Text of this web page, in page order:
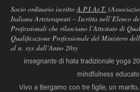
Socio ordinario iscrittoA.P.I.Ar.T.
Italiana Arteterapeuti – Iscritta nell’Elenco
Professionali che rilasciano l’Attestato di
Qualificazione Professionale del Ministero
al n. xyx dall’Anno 20xy
insegnante di hata tradizionale yoga
mindfulness
Vivo a Bergamo con tre figlie, un